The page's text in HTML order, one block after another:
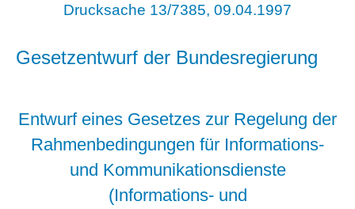
Drucksache 13/7385, 09.04.1997
Gesetzentwurf der Bundesregierung
Entwurf eines Gesetzes zur Regelung der
Rahmenbedingungen für Informations-
und Kommunikationsdienste
(Informations- und